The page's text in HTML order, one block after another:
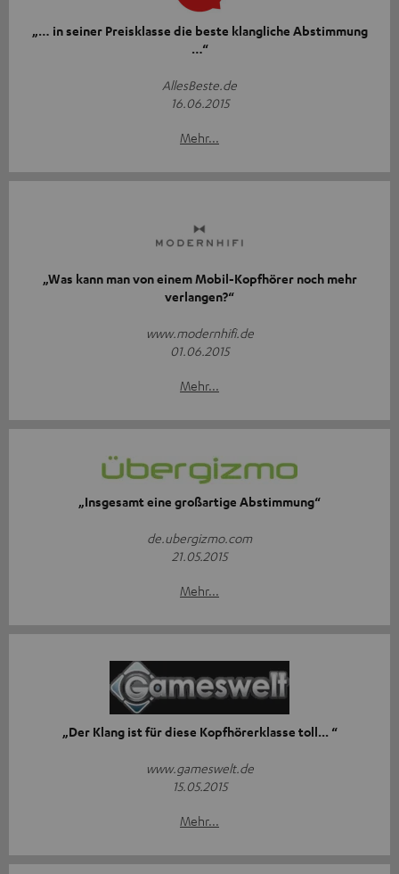
„… in seiner Preisklasse die beste klangliche Abstimmung
…“
AllesBeste.de
16.06.2015
Mehr...
„Was kann man von einem Mobil-Kopfhörer noch mehr
verlangen?“
www.modernhifi.de
01.06.2015
Mehr...
„Insgesamt eine großartige Abstimmung“
de.ubergizmo.com
21.05.2015
Mehr...
„Der Klang ist für diese Kopfhörerklasse toll... “
www.gameswelt.de
15.05.2015
Mehr...